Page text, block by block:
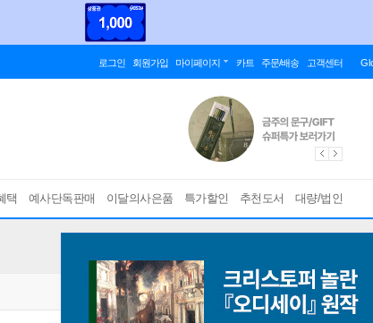
로그인 회원가입 마이페이지 카트 주문/배송 고객센터
택 예사단독판매 이달의사은품 특가할인 추천도서 대량/법인